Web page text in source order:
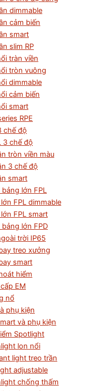
dimmable
cảm biến
smart
slim RP
tràn viền
tròn vuông
dimmable
cảm biến
smart
RPE
chế độ
3 chế độ
tròn viền màu
3 chế độ
smart
lớn FPL
FPL dimmable
FPL smart
lớn FPD
trời IP65
treo xưởng
smart
hiểm
EM
nổ
phụ kiện
và phụ kiện
Spotlight
lon nổi
light treo trần
adjustable
chống thấm